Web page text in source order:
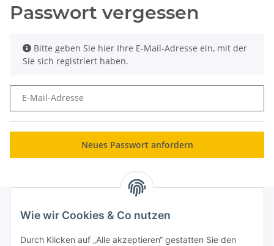
Passwort vergessen
x
Bitte geben Sie hier Ihre E-Mail-Adresse ein, mit der
Sie sich registriert haben.
E-Mail-Adresse
Neues Passwort anfordern
Newsletter Abonnieren
Wie wir Cookies & Co nutzen
Durch Klicken auf „Alle akzeptieren“ gestatten Sie den